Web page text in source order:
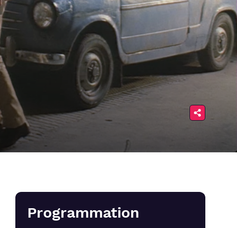
Programmation